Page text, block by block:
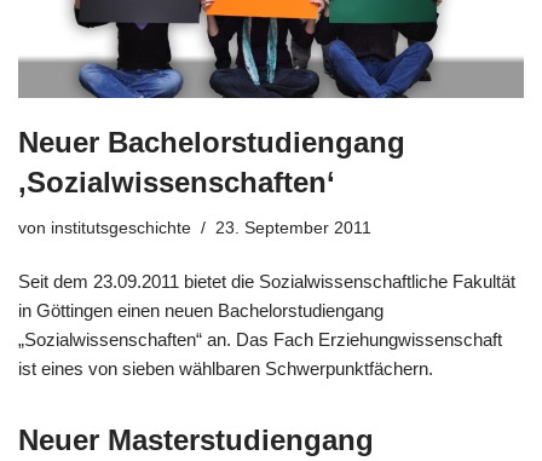
Neuer Bachelorstudiengang
‚Sozialwissenschaften‘
von institutsgeschichte 23. September 2011
Seit dem 23.09.2011 bietet die Sozialwissenschaftliche Fakultät
in Göttingen einen neuen Bachelorstudiengang
„Sozialwissenschaften“ an. Das Fach Erziehungwissenschaft
ist eines von sieben wählbaren Schwerpunktfächern.
Neuer Masterstudiengang